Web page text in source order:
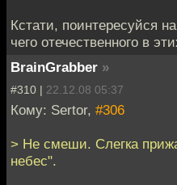
Кстати, поинтересуйся
чего отечественного в
BrainGrabber »
#310 | 22.12.08 05:37
Кому: Sertor, #306
> Не смеши. Слегка
небес".